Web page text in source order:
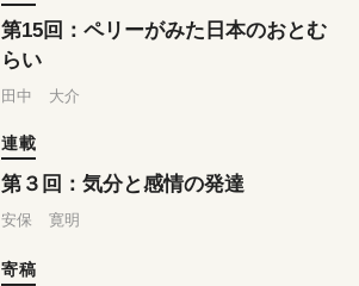
第15回：ペリーがみた日本のおとむ
らい
田中 大介
連載
第３回：気分と感情の発達
安保 寛明
寄稿